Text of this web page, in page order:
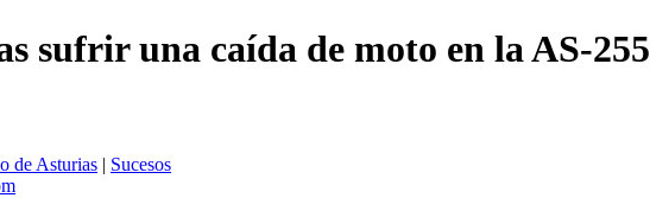
sufrir una caída de moto en la AS-255
de Asturias | Sucesos